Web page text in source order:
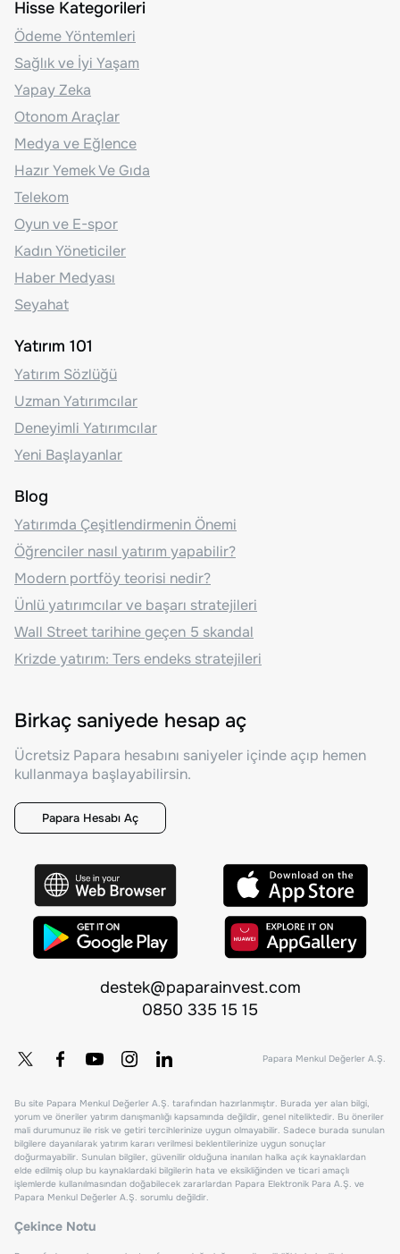
Hisse Kategorileri
Ödeme Yöntemleri
Sağlık ve İyi Yaşam
Yapay Zeka
Otonom Araçlar
Medya ve Eğlence
Hazır Yemek Ve Gıda
Telekom
Oyun ve E-spor
Kadın Yöneticiler
Haber Medyası
Seyahat
Yatırım 101
Yatırım Sözlüğü
Uzman Yatırımcılar
Deneyimli Yatırımcılar
Yeni Başlayanlar
Blog
Yatırımda Çeşitlendirmenin Önemi
Öğrenciler nasıl yatırım yapabilir?
Modern portföy teorisi nedir?
Ünlü yatırımcılar ve başarı stratejileri
Wall Street tarihine geçen 5 skandal
Krizde yatırım: Ters endeks stratejileri
Birkaç saniyede hesap aç
Ücretsiz Papara hesabını saniyeler içinde açıp hemen
kullanmaya başlayabilirsin.
Papara Hesabı Aç
destek@paparainvest.com
0850 335 15 15
Papara Menkul Değerler A.Ş.
Bu site Papara Menkul Değerler A.Ş. tarafından hazırlanmıştır. Burada yer alan bilgi,
yorum ve öneriler yatırım danışmanlığı kapsamında değildir, genel niteliktedir. Bu öneriler
mali durumunuz ile risk ve getiri tercihlerinize uygun olmayabilir. Sadece burada sunulan
bilgilere dayanılarak yatırım kararı verilmesi beklentilerinize uygun sonuçlar
doğurmayabilir. Sunulan bilgiler, güvenilir olduğuna inanılan halka açık kaynaklardan
elde edilmiş olup bu kaynaklardaki bilgilerin hata ve eksikliğinden ve ticari amaçlı
işlemlerde kullanılmasından doğabilecek zararlardan Papara Elektronik Para A.Ş. ve
Papara Menkul Değerler A.Ş. sorumlu değildir.
Çekince Notu